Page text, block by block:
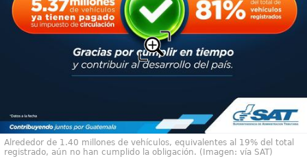
Alrededor de 1.40 millones de vehículos, equivalentes al 19% del total
registrado, aún no han cumplido la obligación. (Imagen: vía SAT)